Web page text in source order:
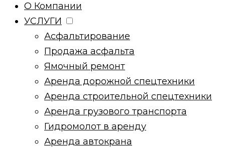
транспорта. Работаем по городам – Октябрьский,
Туймазы, Бавлы, Уруссу, Белебей, Кандры, Буздяк,
Лениногорск, Альметьевск, Азнакаево, Северное,
Шаран, Бакалы, Абдулино, Ермекеево, Бугульма,
Серафимовский
О Компании
УСЛУГИ
Асфальтирование
Продажа асфальта
Ямочный ремонт
Аренда дорожной спецтехники
Аренда строительной спецтехники
Аренда грузового транспорта
Гидромолот в аренду
Аренда автокрана